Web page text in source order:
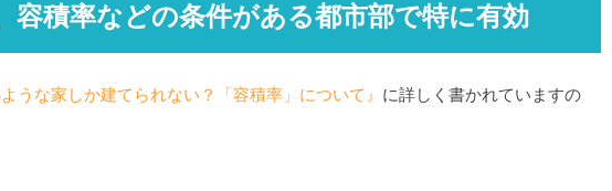
容積率などの条件がある都市部で特に有効
ような家しか建てられない？「容積率」について』 に詳しく書かれていますの